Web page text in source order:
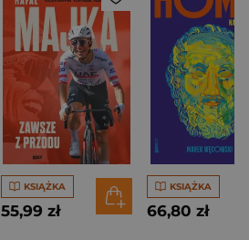
KSIĄŻKA
55,99 zł
KSIĄŻKA
66,80 zł